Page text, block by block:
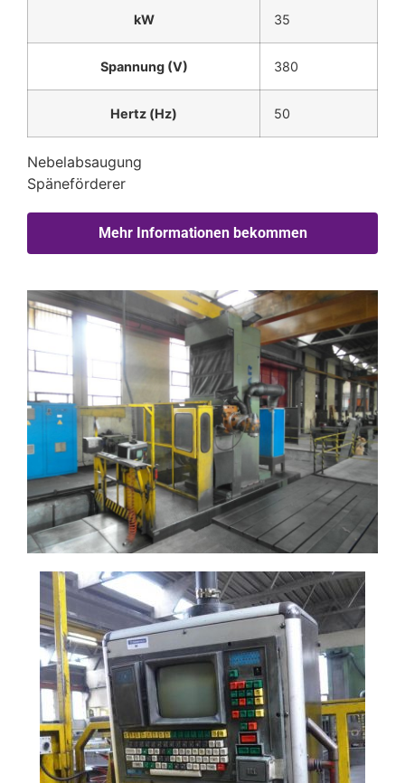
kW 35
Spannung (V) 380
Hertz (Hz) 50
Nebelabsaugung
Späneförderer
Mehr Informationen bekommen